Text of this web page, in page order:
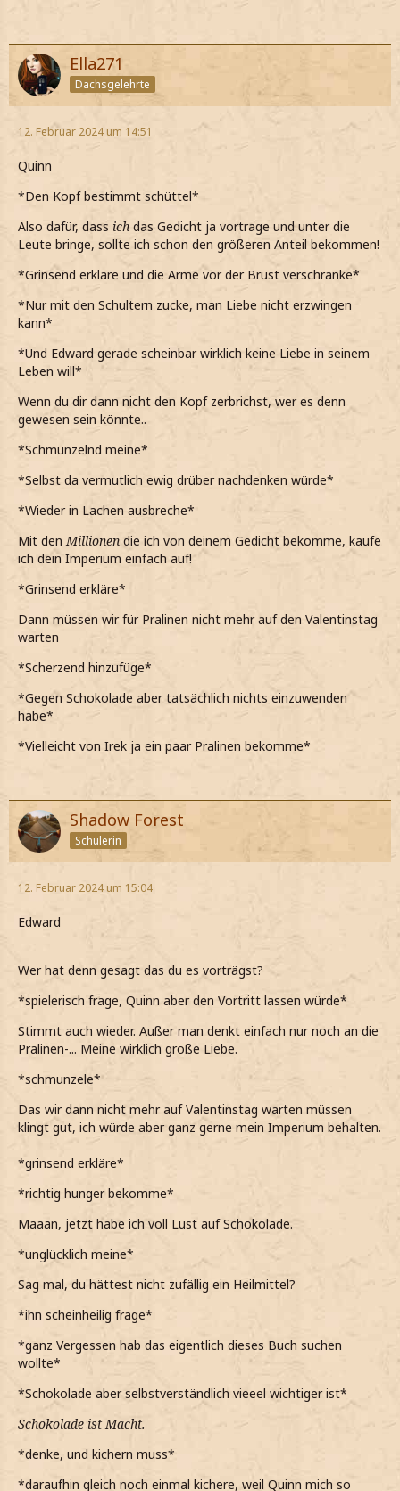
Ella271
Dachsgelehrte
12. Februar 2024 um 14:51
Quinn
*Den Kopf bestimmt schüttel*
Also dafür, dass ich das Gedicht ja vortrage und unter die
Leute bringe, sollte ich schon den größeren Anteil bekommen!
*Grinsend erkläre und die Arme vor der Brust verschränke*
*Nur mit den Schultern zucke, man Liebe nicht erzwingen
kann*
*Und Edward gerade scheinbar wirklich keine Liebe in seinem
Leben will*
Wenn du dir dann nicht den Kopf zerbrichst, wer es denn
gewesen sein könnte..
*Schmunzelnd meine*
*Selbst da vermutlich ewig drüber nachdenken würde*
*Wieder in Lachen ausbreche*
Mit denMillionen die ich von deinem Gedicht bekomme, kaufe
ich dein Imperium einfach auf!
*Grinsend erkläre*
Dann müssen wir für Pralinen nicht mehr auf den Valentinstag
warten
*Scherzend hinzufüge*
*Gegen Schokolade aber tatsächlich nichts einzuwenden
habe*
*Vielleicht von Irek ja ein paar Pralinen bekomme*
Shadow Forest
Schülerin
12. Februar 2024 um 15:04
Edward
Wer hat denn gesagt das du es vorträgst?
*spielerisch frage, Quinn aber den Vortritt lassen würde*
Stimmt auch wieder. Außer man denkt einfach nur noch an die
Pralinen-... Meine wirklich große Liebe.
*schmunzele*
Das wir dann nicht mehr auf Valentinstag warten müssen
klingt gut, ich würde aber ganz gerne mein Imperium behalten.
*grinsend erkläre*
*richtig hunger bekomme*
Maaan, jetzt habe ich voll Lust auf Schokolade.
*unglücklich meine*
Sag mal, du hättest nicht zufällig ein Heilmittel?
*ihn scheinheilig frage*
*ganz Vergessen hab das eigentlich dieses Buch suchen
wollte*
*Schokolade aber selbstverständlich vieeel wichtiger ist*
Schokolade ist Macht.
*denke, und kichern muss*
*daraufhin gleich noch einmal kichere, weil Quinn mich so